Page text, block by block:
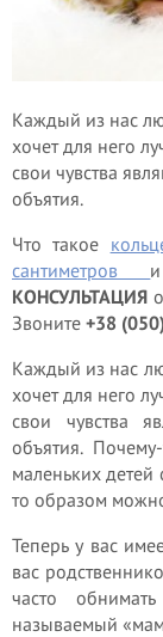
Каждый из нас
хочет для него
свои чувства
объятия.
Что такое
сантиметров
КОНСУЛЬТАЦИЯ
Звоните +38
Каждый из нас
хочет для него
свои чувства
объятия.
маленьких детей
то образом
Теперь у вас
вас
часто
называемый